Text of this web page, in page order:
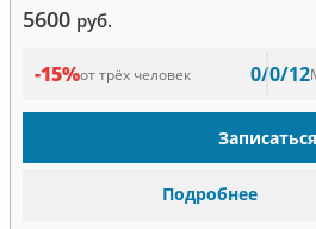
5600 руб.
-15%от трёх человек 0/0/12
Записаться
Подробнее